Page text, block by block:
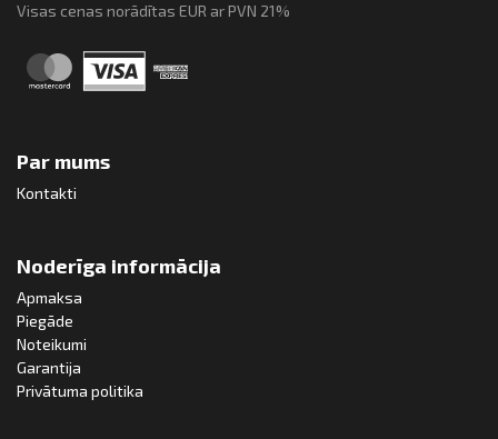
Visas cenas norādītas EUR ar PVN 21%
Par mums
Kontakti
Noderīga informācija
Apmaksa
Piegāde
Noteikumi
Garantija
Privātuma politika